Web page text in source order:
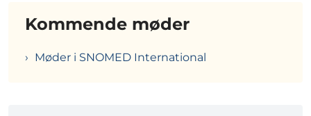
Kommende møder
Møder i SNOMED International